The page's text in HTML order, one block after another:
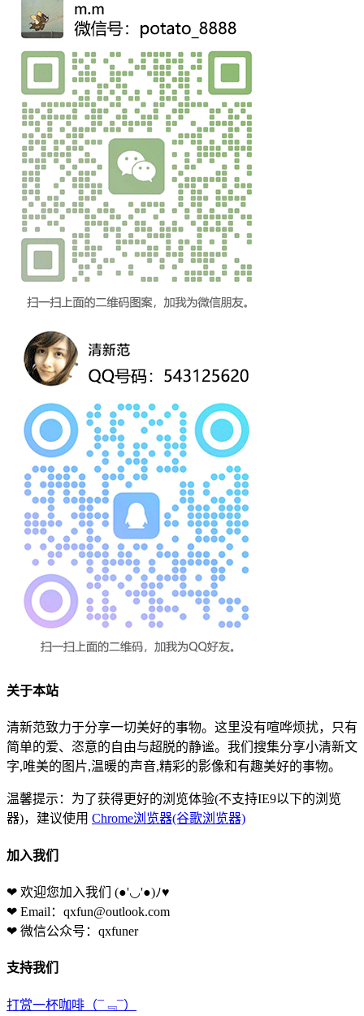
关于本站
清新范致力于分享一切美好的事物。这里没有喧哗烦扰，只有
简单的爱、恣意的自由与超脱的静谧。我们搜集分享小清新文
字,唯美的图片,温暖的声音,精彩的影像和有趣美好的事物。
温馨提示：为了获得更好的浏览体验(不支持IE9以下的浏览
器)，建议使用 Chrome浏览器(谷歌浏览器)
加入我们
❤ 欢迎您加入我们 (●'◡'●)ﾉ♥
❤ Email：qxfun@outlook.com
❤ 微信公众号：qxfuner
支持我们
打赏一杯咖啡 （¯﹃¯）